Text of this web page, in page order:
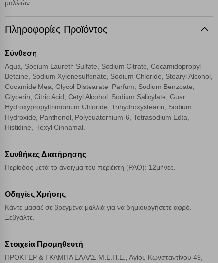
μαλλιών.
Πληροφορίες Προϊόντος
Σύνθεση
Aqua, Sodium Laureth Sulfate, Sodium Citrate, Cocamidopropyl
Betaine, Sodium Xylenesulfonate, Sodium Chloride, Stearyl Alcohol,
Cocamide Mea, Glycol Distearate, Parfum, Sodium Benzoate,
Glycerin, Citric Acid, Cetyl Alcohol, Sodium Salicylate, Guar
Hydroxypropyltrimonium Chloride, Trihydroxystearin, Sodium
Hydroxide, Panthenol, Polyquaternium-6, Tetrasodium Edta,
Histidine, Hexyl Cinnamal.
Συνθήκες Διατήρησης
Περίοδος μετά το άνοιγμα του περιέκτη (PAO): 12μήνες.
Οδηγίες Χρήσης
Κάντε μασάζ σε βρεγμένα μαλλιά για να δημιουργήσετε αφρό.
Ξεβγάλτε.
Στοιχεία Προμηθευτή
ΠΡΟΚΤΕΡ & ΓΚΑΜΠΛ ΕΛΛΑΣ Μ.Ε.Π.Ε., Αγίου Κωνσταντίνου 49,
Λειτουργικά cookies
Cookies απόδοσης
Απολύτως απαραίτητα cookies Πάντα Ενεργό
Αποθήκευση ρυθμίσεων
Απόρριψη όλων